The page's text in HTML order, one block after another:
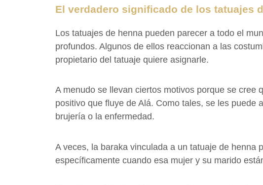
El verdadero significado de los tatuajes
Los tatuajes de henna pueden parecer a todo el
profundos. Algunos de ellos reaccionan a las
propietario del tatuaje quiere asignarle.
A menudo se llevan ciertos motivos porque se cree
positivo que fluye de Alá. Como tales, se les
brujería o la enfermedad.
A veces, la baraka vinculada a un tatuaje de henna
específicamente cuando esa mujer y su marido